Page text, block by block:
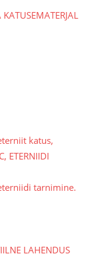
katus,
ETERNIIDI
tarnimine.
LAHENDUS